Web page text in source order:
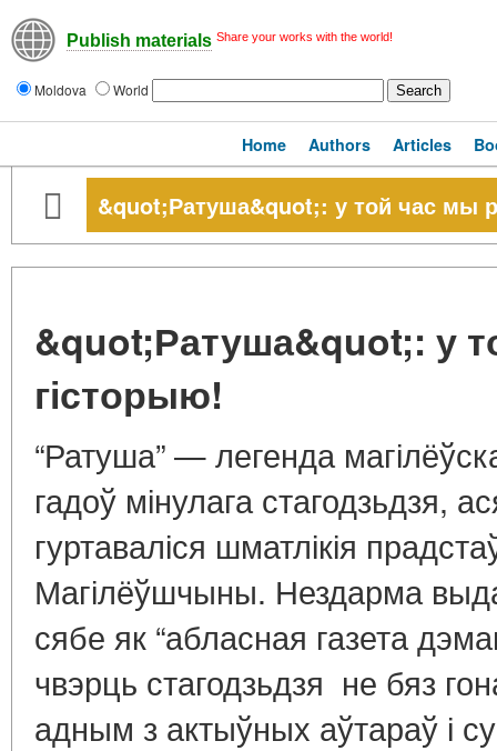
Publish materials Share your works with the world!
Moldova World
Home Authors Articles
&quot;Ратуша&quot;: у той час мы
&quot;Ратуша&quot;: у
гісторыю!
“Ратуша” — легенда
гадоў мінулага стагодзьдзя,
гуртаваліся шматлікія
Магілёўшчыны. Нездарма
сябе як “абласная газета
чвэрць стагодзьдзя не бяз
адным з актыўных аўтараў і